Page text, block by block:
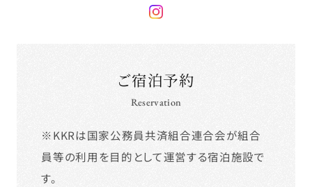
ご宿泊予約
Reservation
※KKRは国家公務員共済組合連合会が組合
員等の利用を目的として運営する宿泊施設で
す。